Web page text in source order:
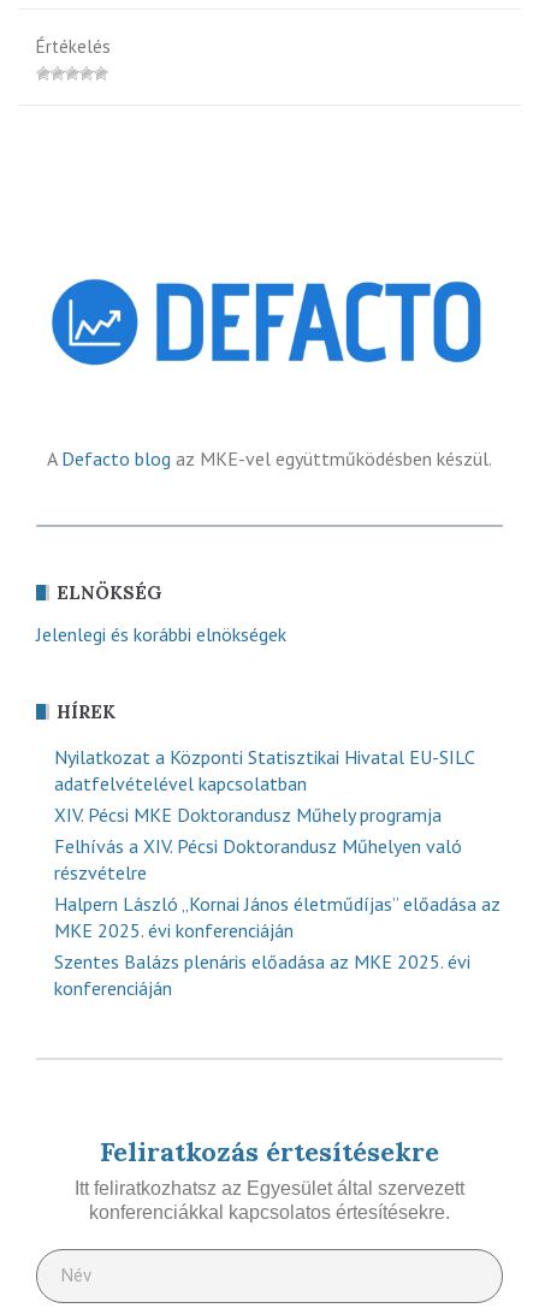
Értékelés
A Defacto blog az MKE-vel együttműködésben készül.
ELNÖKSÉG
Jelenlegi és korábbi elnökségek
HÍREK
Nyilatkozat a Központi Statisztikai Hivatal EU-SILC
adatfelvételével kapcsolatban
XIV. Pécsi MKE Doktorandusz Műhely programja
Felhívás a XIV. Pécsi Doktorandusz Műhelyen való
részvételre
Halpern László „Kornai János életműdíjas” előadása az
MKE 2025. évi konferenciáján
Szentes Balázs plenáris előadása az MKE 2025. évi
konferenciáján
Feliratkozás értesítésekre
Itt feliratkozhatsz az Egyesület által szervezett
konferenciákkal kapcsolatos értesítésekre.